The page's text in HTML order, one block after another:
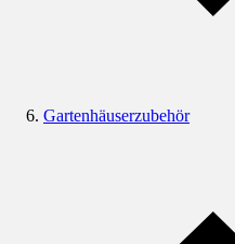
Gartenhäuserzubehör